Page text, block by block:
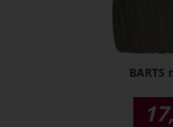
BARTS
17,